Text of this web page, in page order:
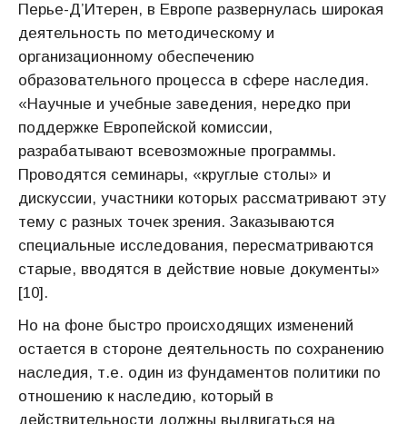
Перье-Д’Итерен, в Европе развернулась широкая
деятельность по методическому и
организационному обеспечению
образовательного процесса в сфере наследия.
«Научные и учебные заведения, нередко при
поддержке Европейской комиссии,
разрабатывают всевозможные программы.
Проводятся семинары, «круглые столы» и
дискуссии, участники которых рассматривают эту
тему с разных точек зрения. Заказываются
специальные исследования, пересматриваются
старые, вводятся в действие новые документы»
[10].
Но на фоне быстро происходящих изменений
остается в стороне деятельность по сохранению
наследия, т.е. один из фундаментов политики по
отношению к наследию, который в
действительности должны выдвигаться на